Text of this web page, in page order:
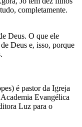
completamente.
Deus. O que ele
Deus e, isso, porque
é pastor da Igreja
Evangélica
Luz para o